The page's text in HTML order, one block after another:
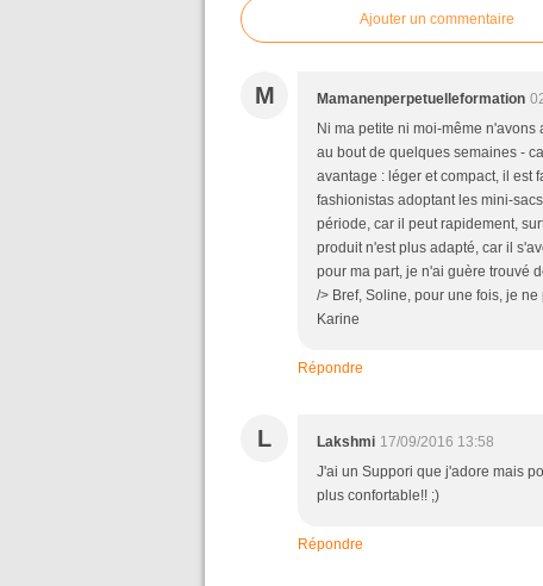
Ajouter un commentaire
M Mamanenperpetuelleformation
Ni ma petite ni moi-même
au bout de quelques semaines -
avantage : léger et compact, il est
fashionistas adoptant les mini-
période, car il peut rapidement,
produit n'est plus adapté, car il
pour ma part, je n'ai guère trouvé
/> Bref, Soline, pour une fois, je
Karine
Répondre
L Lakshmi 17/09/2016 13:58
J'ai un Suppori que j'adore mais
plus confortable!! ;)
Répondre